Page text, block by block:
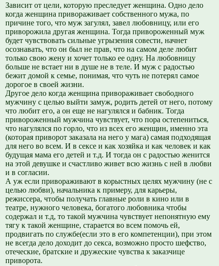
Зависит от цели, которую преследует женщина. Одно дело
когда женщина привораживает собственного мужа, по
причине того, что муж загулял, завел любовницу, или его
приворожила другая женщина. Тогда привороженный муж
будет чувствовать сильные угрызения совести, начнет
осознавать, что он был не прав, что на самом деле любит
только свою жену и хочет только ее одну. На любовницу
больше не встает ни в душе не в теле. И муж с радостью
бежит домой к семье, понимая, что чуть не потерял самое
дорогое в своей жизни.
Другое дело когда женщина привораживает свободного
мужчину с целью выйти замуж, родить детей от него, потому
что любит его, а он еще не нагулялся и бабник. Тогда
привороженный мужчина чувствует, что пора остепениться,
что нагулялся по горло, что из всех его женщин, именно эта
(которая приворот заказала на него у мага) самая подходящая
для него во всем. И в сексе и как хозяйка и как человек и как
будущая мама его детей и т.д. И тогда он с радостью женится
на этой девушке и счастливо живет всю жизнь с ней в любви
и в согласии.
А уж если привораживают в корыстных целях мужчину (не с
целью любви), начальника к примеру, для карьеры,
режиссера, чтобы получать главные роли в кино или в
театре, нужного человека, богатого любовника чтобы
содержал и т.д, то такой мужчина чувствует непонятную ему
тягу к такой женщине, старается во всем помочь ей,
продвигать по службе(если это в его компетенции), при этом
не всегда дело доходит до секса, возможно просто шефство,
отеческие, братские и дружеские чувства к заказчице
приворота.